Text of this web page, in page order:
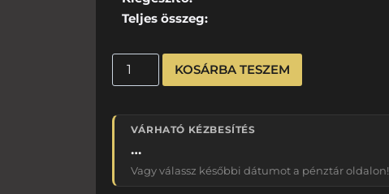
Teljes összeg:
KOSÁRBA TESZEM
VÁRHATÓ KÉZBESÍTÉS
…
Vagy válassz későbbi dátumot a pénztár oldalon!